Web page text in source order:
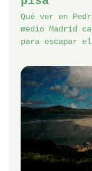
Qué ver en
medio Madrid
para escapar